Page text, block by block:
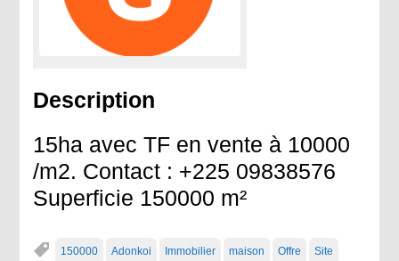
Description
15ha avec TF en vente à 10000
/m2. Contact : +225 09838576
Superficie 150000 m²
150000 Adonkoi Immobilier maison Offre Site